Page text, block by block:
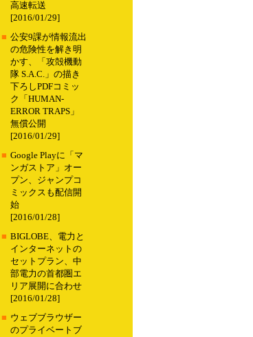
高速転送
[2016/01/29]
■ 公安9課が情報流出
の危険性を解き明
かす、「攻殻機動
隊 S.A.C.」の描き
下ろしPDFコミッ
ク「HUMAN-
ERROR TRAPS」
無償公開
[2016/01/29]
■ Google Playに「マ
ンガストア」オー
プン、ジャンプコ
ミックスも配信開
始
[2016/01/28]
■ BIGLOBE、電力と
インターネットの
セットプラン、中
部電力の首都圏エ
リア展開に合わせ
[2016/01/28]
■ ウェブブラウザー
のプライベートブ